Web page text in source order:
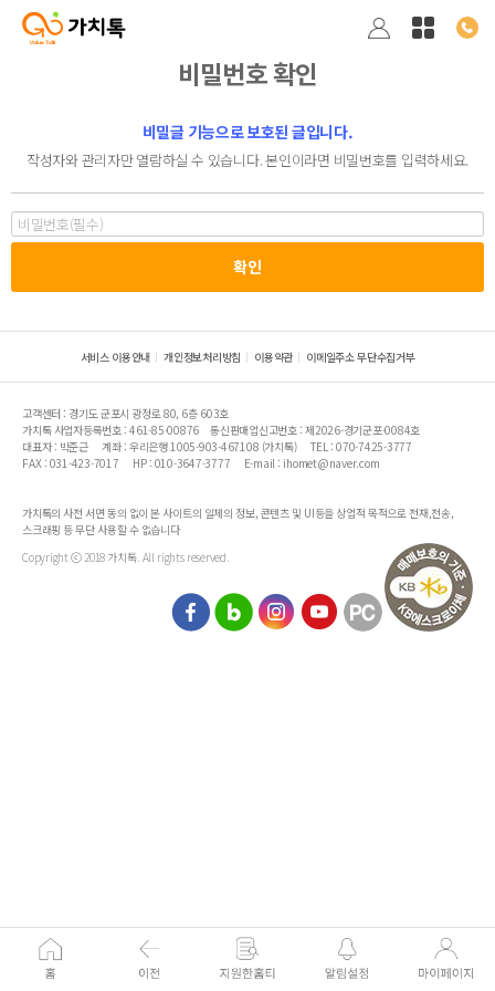
비밀번호 확인
비밀글 기능으로 보호된 글입니다.
작성자와 관리자만 열람하실 수 있습니다. 본인이라면 비밀번호를 입력하세요.
서비스 이용안내 개인정보처리방침 이용약관 이메일주소 무단수집거부
고객센터 : 경기도 군포시 광정로 80, 6층 603호
가치톡 사업자등록번호 : 461-85-00876
통신판매업신고번호 : 제2026-경기군포-0084호
대표자 : 박준근
계좌 : 우리은행 1005-903-467108 (가치톡)
TEL : 070-7425-3777
FAX : 031-423-7017
HP : 010-3647-3777 E-mail : ihomet@naver.com
가치톡의 사전 서면 동의 없이 본 사이트의 일체의 정보, 콘텐츠 및 UI등을 상업적 목적으로 전재,전송,
스크래핑 등 무단 사용할 수 없습니다
Copyright ⓒ 2018 가치톡. All rights reserved.